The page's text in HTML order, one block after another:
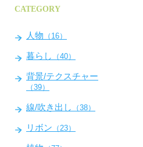
CATEGORY
人物 （16）
暮らし （40）
背景/テクスチャー
（39）
線/吹き出し （38）
リボン （23）